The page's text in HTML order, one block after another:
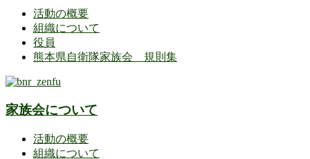
活動の概要
組織について
役員
熊本県自衛隊家族会 規則集
家族会について
活動の概要
組織について